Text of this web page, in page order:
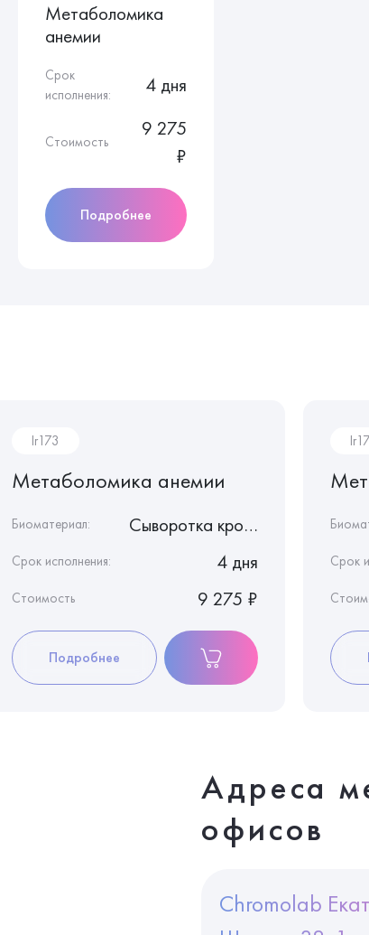
Метаболомика
анемии
Срок
исполнения:
4 дня
Стоимость
9 275
₽
Подробнее
Ir173
Метаболомика анемии
Биоматериал: Сыворотка крови
Срок исполнения: 4 дня
Стоимость 9 275 ₽
Подробнее
Срок
Адреса
офисов
Chromolab